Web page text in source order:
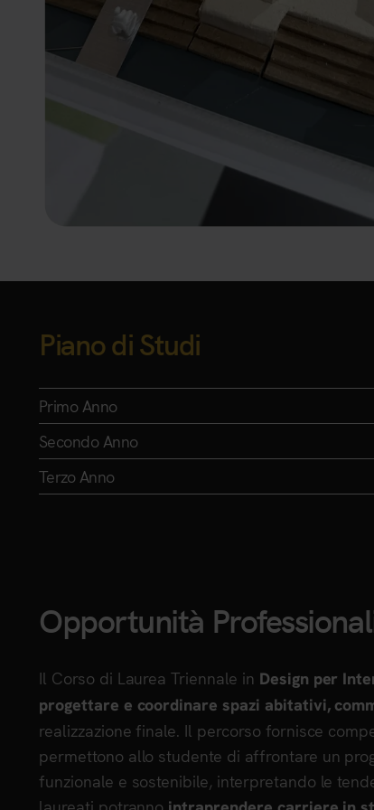
Piano di Studi
Primo Anno
Secondo Anno
Terzo Anno
Opportunità
Il Corso di Laurea Triennale in Design per
progettare e coordinare spazi abitativi,
realizzazione finale. Il percorso fornisce
permettono allo studente di affrontare un
funzionale e sostenibile, interpretando le